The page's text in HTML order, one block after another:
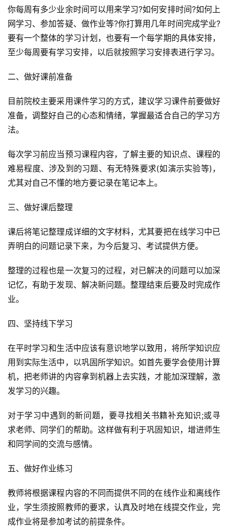
你每周有多少业余时间可以用来学习?如何安排时间?如何上
网学习、参加答疑、做作业等?你打算用几年时间完成学业?
要有一个整体的学习计划，也要有一个每学期的具体安排，
至少每周要有学习安排，以后就按照学习安排表进行学习。
二、做好课前准备
目前院校主要采用课件学习的方式，建议学习课件前要做好
准备，调整好自己的心态和情绪，掌握最适合自己的学习方
法。
每次学习前应当预习课程内容，了解主要的知识点、课程的
难易程度、涉及到的习题、有无特殊要求(如演示实验等)，
尤其对自己不懂的地方要记录在笔记本上。
三、做好课后整理
课后将笔记整理成详细的文字材料，尤其要把在线学习中已
弄明白的问题记录下来，为今后复习、考试提供方便。
整理的过程也是一次复习的过程，对已解决的问题可以加深
记忆，有助于发现、解决新问题。整理结束后要及时完成作
业。
四、坚持线下学习
在平时学习和生活中应该有意识地学以致用，将所学知识应
用到实际生活中，以巩固所学知识。如首先要学会使用计算
机，把老师讲的内容拿到机器上去实践，才能加深理解，激
发学习的兴趣。
对于学习中遇到的新问题，要寻找相关书籍补充知识;或寻
求老师、同学们的帮助。这样做有利于巩固知识，增进师生
和同学间的交流与感情。
五、做好作业练习
教师将根据课程内容的不同而提供不同的在线作业和离线作
业，学生须按照教师的要求，认真及时地在线提交作业，完
成作业将是参加考试的前提条件。